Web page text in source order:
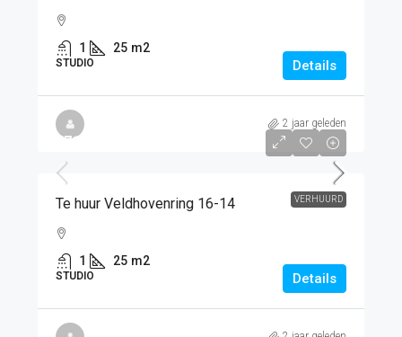
1 25 m2
STUDIO Details
2 jaar geleden
VERHUURD
€715
Te huur Veldhovenring 16-14
1 25 m2
STUDIO Details